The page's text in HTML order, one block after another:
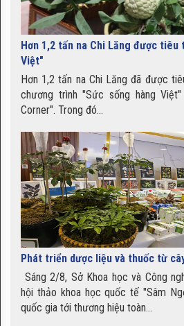
Cam Na Rì Bắc
Rau bò khai Ba
Thanh long
Cam sành Hà
Nho Ninh Thuận
Hơn 1,2 tấn na Chi Lăng được
Việt"
Hơn 1,2 tấn na Chi Lăng đã được
chương trình "Sức sống hàng
Corner". Trong đó...
Phát triển dược liệu và thuốc từ
Sáng 2/8, Sở Khoa học và Công
hội thảo khoa học quốc tế "Sâm
quốc gia tới thương hiệu toàn...